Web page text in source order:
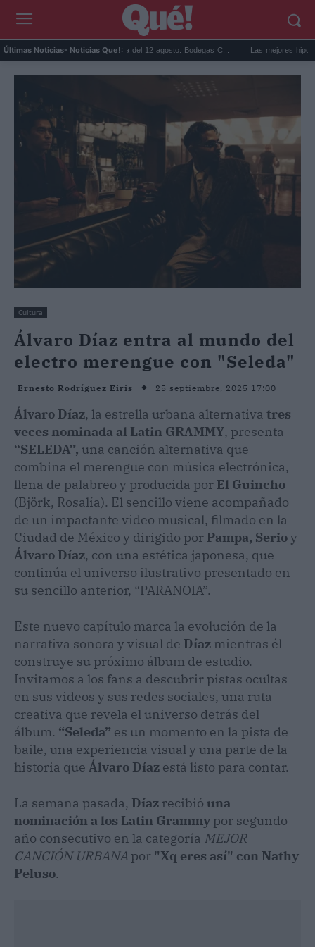
Últimas Noticias- Noticias Que!:
Eclipse solar en Cariñena del 12 agosto: Bodegas C... Las mejores hipotecas
Cultura
Álvaro Díaz entra al mundo del
electro merengue con "Seleda"
Ernesto Rodríguez Eiris 25 septiembre, 2025 17:00
Álvaro Díaz, la estrella urbana alternativa tres
veces nominada al Latin GRAMMY, presenta
“SELEDA”, una canción alternativa que
combina el merengue con música electrónica,
llena de palabreo y producida por El Guincho
(Björk, Rosalía). El sencillo viene acompañado
de un impactante video musical, filmado en la
Ciudad de México y dirigido por Pampa, Serioy
Álvaro Díaz, con una estética japonesa, que
continúa el universo ilustrativo presentado en
su sencillo anterior, “PARANOIA”.
Este nuevo capítulo marca la evolución de la
narrativa sonora y visual de Díaz mientras él
construye su próximo álbum de estudio.
Invitamos a los fans a descubrir pistas ocultas
en sus videos y sus redes sociales, una ruta
creativa que revela el universo detrás del
álbum. “Seleda” es un momento en la pista de
baile, una experiencia visual y una parte de la
historia que Álvaro Díaz está listo para contar.
La semana pasada, Díaz recibió una
nominación a los Latin Grammy por segundo
año consecutivo en la categoría MEJOR
CANCIÓN URBANA por "Xq eres así" con Nathy
Peluso.